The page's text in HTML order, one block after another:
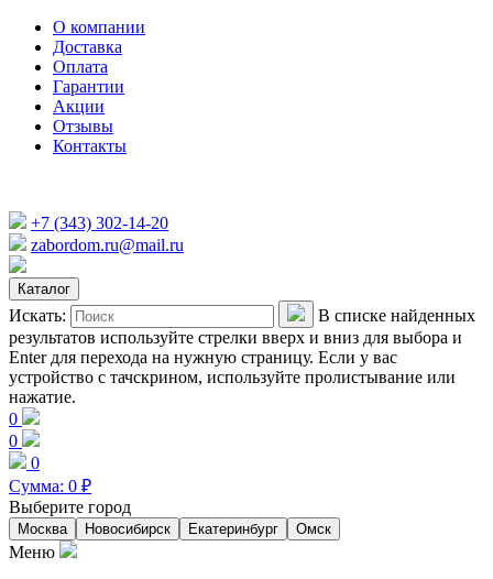
О компании
Доставка
Оплата
Гарантии
Акции
Отзывы
Контакты
+7 (343) 302-14-20
zabordom.ru@mail.ru
Каталог
Искать:
В списке найденных
результатов используйте стрелки вверх и вниз для выбора и
Enter для перехода на нужную страницу. Если у вас
устройство с тачскрином, используйте пролистывание или
нажатие.
0
0
0
Сумма: 0 ₽
Выберите город
Москва Новосибирск Екатеринбург Омск
Меню